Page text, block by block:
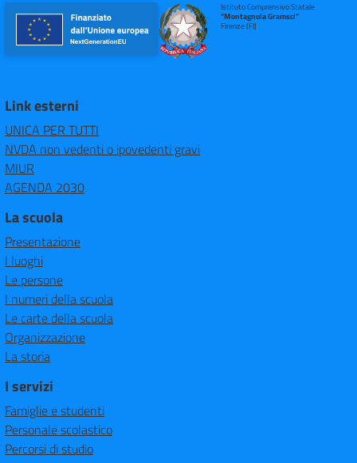
Istituto Comprensivo Statale
"Montagnola Gramsci"
Firenze (FI)
Link esterni
UNICA PER TUTTI
NVDA non vedenti o ipovedenti gravi
MIUR
AGENDA 2030
La scuola
Presentazione
I luoghi
Le persone
I numeri della scuola
Le carte della scuola
Organizzazione
La storia
I servizi
Famiglie e studenti
Personale scolastico
Percorsi di studio